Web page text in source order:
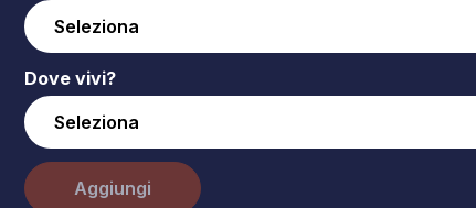
Dove vivi?
Aggiungi